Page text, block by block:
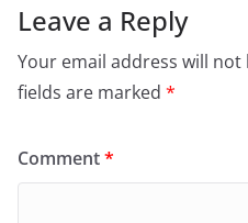
Leave a Reply
Your email address will not
fields are marked *
Comment*